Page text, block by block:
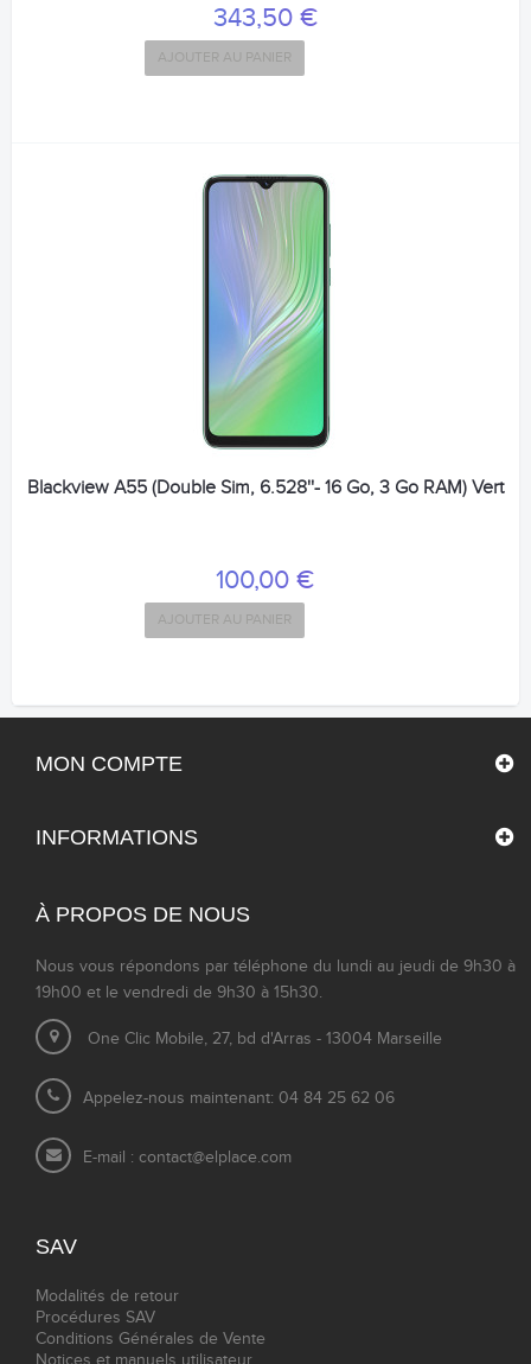
343,50 €
AJOUTER AU PANIER
Blackview A55 (Double Sim, 6.528''- 16 Go, 3 Go RAM) Vert
100,00 €
AJOUTER AU PANIER
MON COMPTE
INFORMATIONS
À PROPOS DE NOUS
Nous vous répondons par téléphone du lundi au jeudi de 9h30 à
19h00 et le vendredi de 9h30 à 15h30.
One Clic Mobile, 27, bd d'Arras - 13004 Marseille
Appelez-nous maintenant: 04 84 25 62 06
E-mail : contact@elplace.com
SAV
Modalités de retour
Procédures SAV
Conditions Générales de Vente